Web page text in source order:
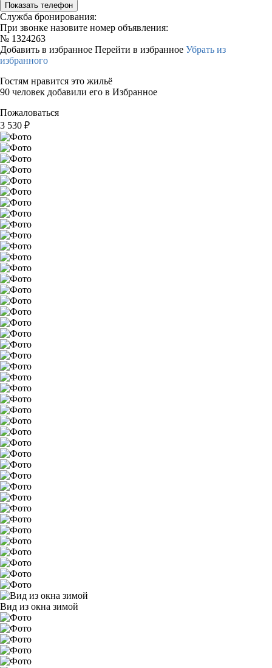
Показать телефон
Служба бронирования:
При звонке назовите номер объявления:
№ 1324263
Добавить в избранное Перейти в избранное Убрать из
избранного
Гостям нравится это жильё
90 человек добавили его в Избранное
Пожаловаться
3 530 ₽
Вид из окна зимой